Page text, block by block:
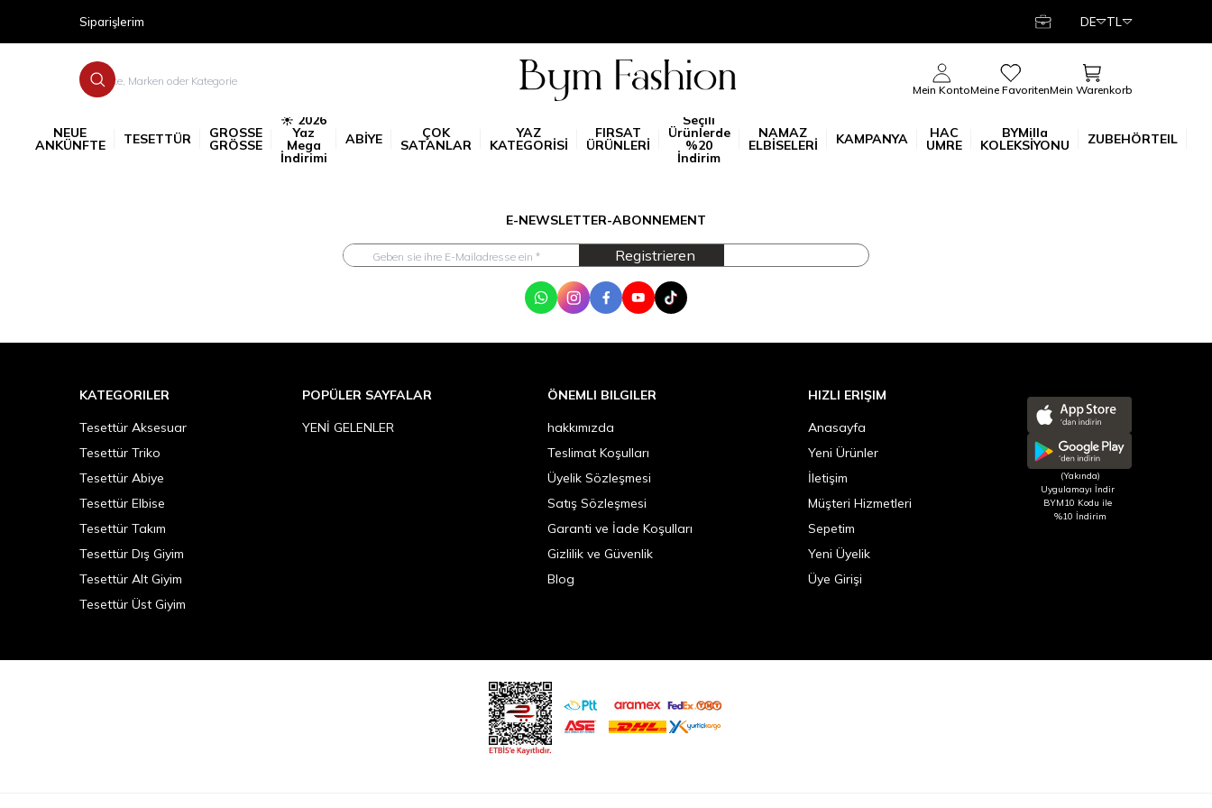
Siparişlerim DE TL
Mein KontoMeine FavoritenMein Warenkorb
NEUE
ANKÜNFTE TESETTÜR GROSSE
GRÖSSE
☀️ 2026
Yaz
Mega
İndirimi
ABİYE ÇOK
SATANLAR
YAZ
KATEGORİSİ
FIRSAT
ÜRÜNLERİ
Seçili
Ürünlerde
%20
İndirim
NAMAZ
ELBİSELERİ KAMPANYA HAC
UMRE
BYMilla
KOLEKSİYONU ZUBEHÖRTEIL
E-NEWSLETTER-ABONNEMENT
Registrieren
WhatsAppInstagramFacebookYoutubeTik Tok
KATEGORILER
Tesettür Aksesuar
Tesettür Triko
Tesettür Abiye
Tesettür Elbise
Tesettür Takım
Tesettür Dış Giyim
Tesettür Alt Giyim
Tesettür Üst Giyim
POPÜLER SAYFALAR
YENİ GELENLER
ÖNEMLI BILGILER
hakkımızda
Teslimat Koşulları
Üyelik Sözleşmesi
Satış Sözleşmesi
Garanti ve İade Koşulları
Gizlilik ve Güvenlik
Blog
HIZLI ERIŞIM
Anasayfa
Yeni Ürünler
İletişim
Müşteri Hizmetleri
Sepetim
Yeni Üyelik
Üye Girişi
(Yakında)
Uygulamayı İndir
BYM10 Kodu ile
%10 İndirim